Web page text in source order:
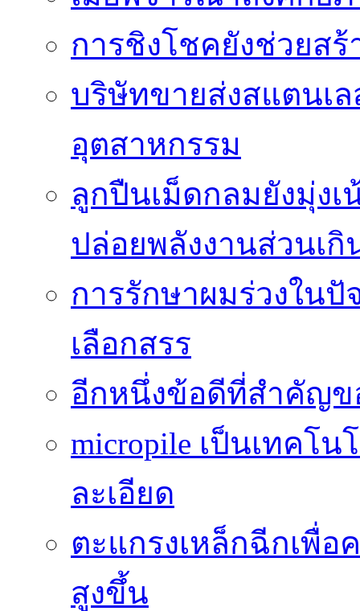
การชิงโชคยังช่วยส
บริษัทขายส่งสแตนเ
อุตสาหกรรม
ลูกปืนเม็ดกลมยังมุ่ง
ปล่อยพลังงานส่วนเกิ
การรักษาผมร่วงใน
เลือกสรร
อีกหนึ่งข้อดีที่สำคัญข
micropile เป็นเทคโ
ละเอียด
ตะแกรงเหล็กฉีกเพื่
สูงขึ้น